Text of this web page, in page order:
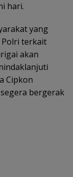
hari.
yang
Polri terkait
akan
Cipkon
bergerak